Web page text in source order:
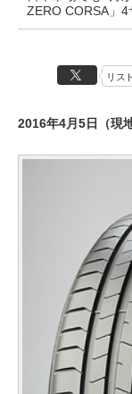
ZERO CORSA」
リスト
2016年4月5日（現